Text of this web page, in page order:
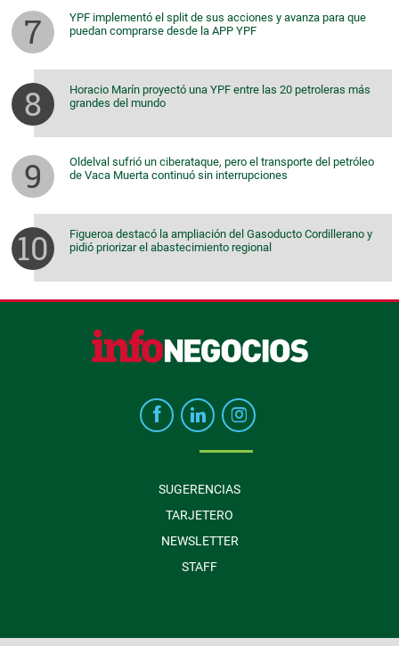
YPF implementó el split de sus acciones y avanza para que
puedan comprarse desde la APP YPF
Horacio Marín proyectó una YPF entre las 20 petroleras más
grandes del mundo
Oldelval sufrió un ciberataque, pero el transporte del petróleo
de Vaca Muerta continuó sin interrupciones
Figueroa destacó la ampliación del Gasoducto Cordillerano y
pidió priorizar el abastecimiento regional
SUGERENCIAS
TARJETERO
NEWSLETTER
STAFF